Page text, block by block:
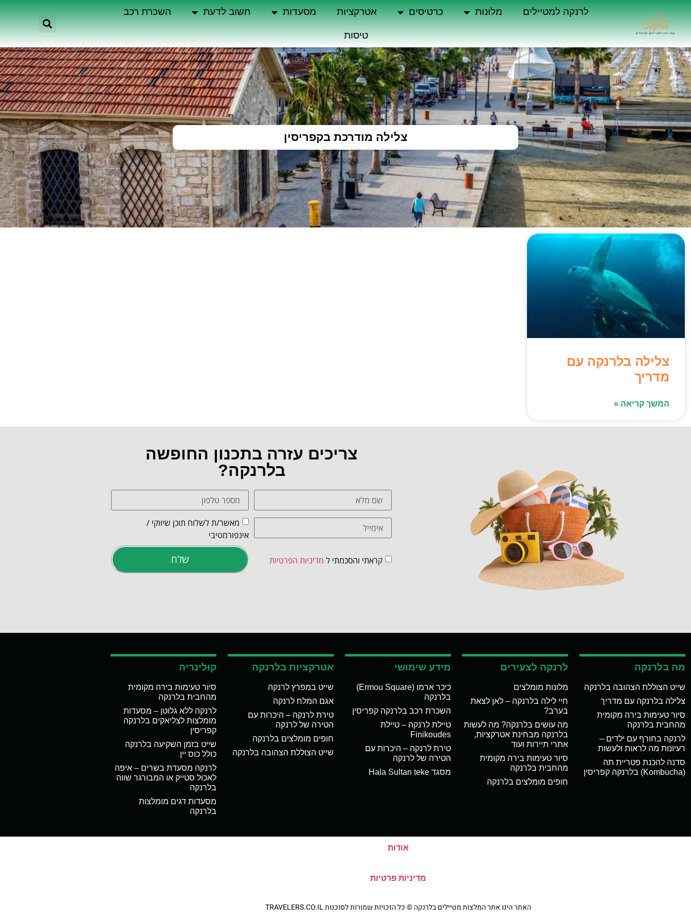
לרנקה למטיילים מלונות כרטיסים אטרקציות מסעדות חשוב לדעת השכרת רכב
טיסות
צלילה מודרכת בקפריסין
צלילה בלרנקה עם
מדריך
המשך קריאה »
צריכים עזרה בתכנון החופשה
בלרנקה?
מאשר/ת לשלוח תוכן שיווקי /
אינפורמטיבי
קראתי והסכמתי ל מדיניות הפרטיות שלח
מה בלרנקה
שייט הצוללת הצהובה בלרנקה
צלילה בלרנקה עם מדריך
סיור טעימות בירה מקומית
מהחבית בלרנקה
לרנקה בחורף עם ילדים –
רעיונות מה לראות ולעשות
סדנה להכנת פטריית תה
(Kombucha) בלרנקה קפריסין
לרנקה לצעירים
מלונות מומלצים
חיי לילה בלרנקה – לאן לצאת
בערב?
מה עושים בלרנקה? מה לעשות
בלרנקה מבחינת אטרקציות,
אתרי תיירות ועוד
סיור טעימות בירה מקומית
מהחבית בלרנקה
חופים מומלצים בלרנקה
מידע שימושי
כיכר ארמו (Ermou Square)
בלרנקה
השכרת רכב בלרנקה קפריסין
טיילת לרנקה – טיילת
Finikoudes
טירת לרנקה – היכרות עם
הטירה של לרנקה
מסגד Hala Sultan teke
אטרקציות בלרנקה
שייט במפרץ לרנקה
אגם המלח לרנקה
טירת לרנקה – היכרות עם
הטירה של לרנקה
חופים מומלצים בלרנקה
שייט הצוללת הצהובה בלרנקה
קולינריה
סיור טעימות בירה מקומית
מהחבית בלרנקה
לרנקה ללא גלוטן – מסעדות
מומלצות לצליאקים בלרנקה
קפריסין
שייט בזמן השקיעה בלרנקה
כולל כוס יין
לרנקה מסעדת בשרים – איפה
לאכול סטייק או המבורגר שווה
בלרנקה
מסעדות דגים מומלצות
בלרנקה
אודות
מדיניות פרטיות
האתר הינו אתר המלצות מטיילים בלרנקה © כל הזכויות שמורות לסוכנות TRAVELERS.CO.IL